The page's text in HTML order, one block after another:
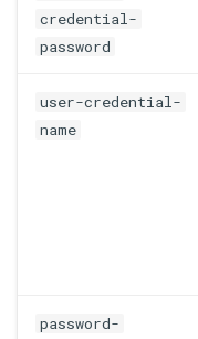
credential-
password
user-credential-
name
password-